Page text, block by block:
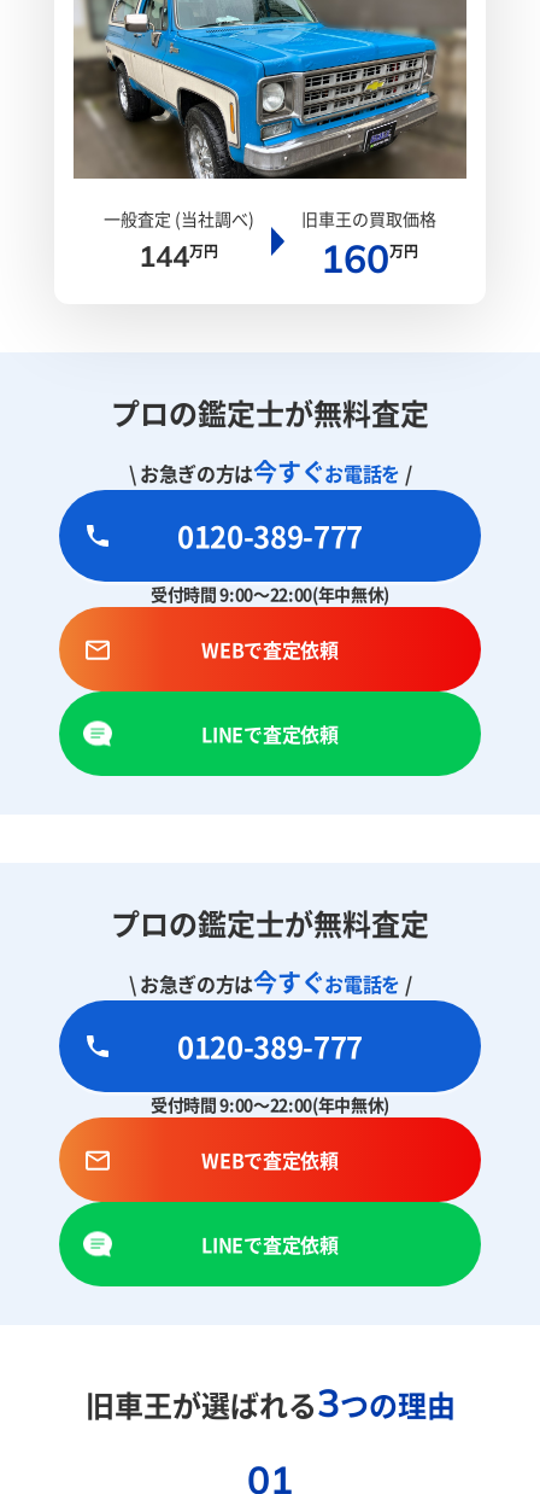
一般査定 (当社調べ)
144万円
旧車王の買取価格
160万円
プロの鑑定士が無料査定
\ お急ぎの方は今すぐお電話を /
0120-389-777
受付時間 9:00～22:00(年中無休)
WEBで査定依頼
LINEで査定依頼
プロの鑑定士が無料査定
\ お急ぎの方は今すぐお電話を /
0120-389-777
受付時間 9:00～22:00(年中無休)
WEBで査定依頼
LINEで査定依頼
旧車王が選ばれる3つの理由
01